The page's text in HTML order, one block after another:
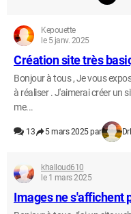
Kepouette
le 5 janv. 2025
Création site très
Bonjour à tous , Je vous
à réaliser . J'aimerai créer un
me...
13 5 mars 2025 par
khalloud610
le 1 mars 2025
Images ne s'affichent